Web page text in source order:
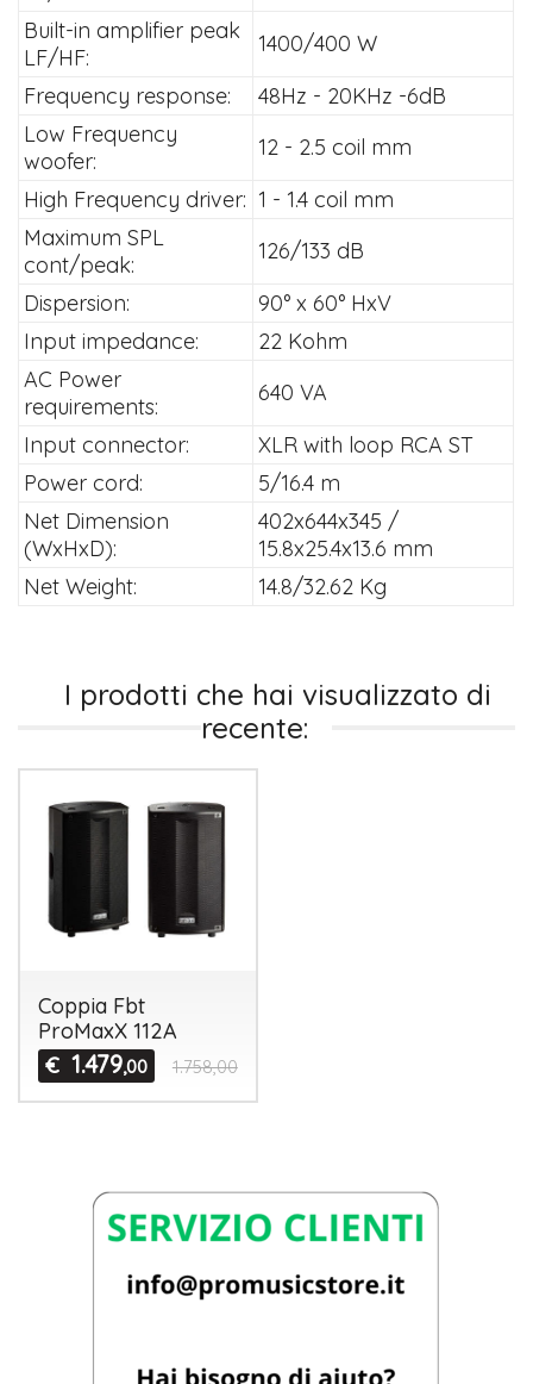
Built-in amplifier peak
LF/HF:
1400/400 W
Frequency response:
48Hz - 20KHz -6dB
Low Frequency
woofer:
12 - 2.5 coil mm
High Frequency driver: 1 - 1.4 coil mm
Maximum SPL
cont/peak:
126/133 dB
Dispersion:
90° x 60° HxV
Input impedance:
22 Kohm
AC Power
requirements:
640 VA
Input connector:
XLR with loop RCA ST
Power cord:
5/16.4 m
Net Dimension
(WxHxD):
402x644x345 /
15.8x25.4x13.6 mm
Net Weight:
14.8/32.62 Kg
I prodotti che hai visualizzato di
recente:
Coppia Fbt
ProMaxX 112A
€ 1.479,00 1.758,00